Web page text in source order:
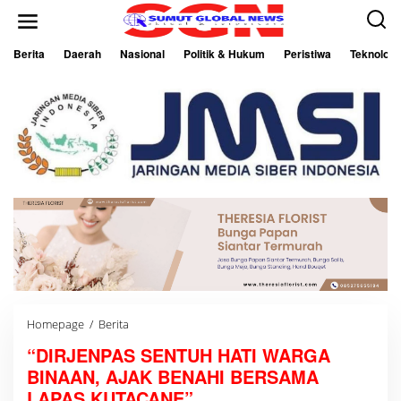
Berita Daerah Nasional Politik & Hukum Peristiwa Teknologi
Homepage / Berita
I
R
J
E
“DIRJENPAS SENTUH HATI WARGA
BINAAN, AJAK BENAHI BERSAMA